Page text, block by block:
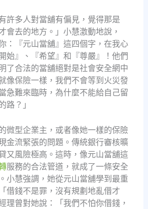
許多人對當舖有偏見，覺得那是
會去的地方。」小慧激動地說，
：『元山當舖』這四個字，在我心
始』、『希望』和『尊嚴』！他們
了合法的當舖絕對是社會安全網中
像保險一樣，我們不會等到火災發
急難來臨時，為什麼不能給自己留
路？」
微型企業主，或者像她一樣的保險
金流緊張的問題。傳統銀行審核曠
又風險極高。這時，像元山當舖這
服務的合法管道，就成了一條安全
小慧強調，她從元山當舖學到最重
借錢不是罪，沒有規劃地亂借才
理曾對她說：「我們不怕你借錢，